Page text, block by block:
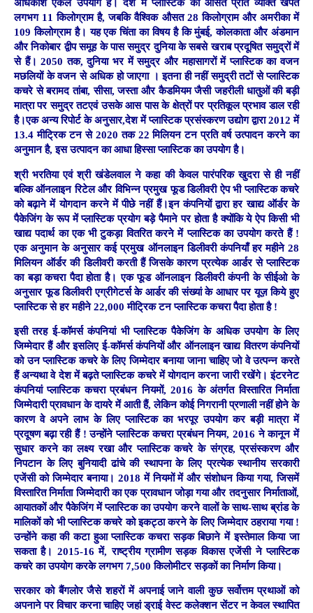
अधिकांश एकल उपयोग हैं। देश में प्लास्टिक की औसत प्रति व्यक्ति खपत
लगभग 11 किलोग्राम है, जबकि वैश्विक औसत 28 किलोग्राम और अमरीका में
109 किलोग्राम है। यह एक चिंता का विषय है कि मुंबई, कोलकाता और अंडमान
और निकोबार द्वीप समूह के पास समुद्र दुनिया के सबसे खराब प्रदूषित समुद्रों में
से हैं। 2050 तक, दुनिया भर में समुद्र और महासागरों में प्लास्टिक का वजन
मछलियों के वजन से अधिक हो जाएगा । इतना ही नहीं समुद्री तटों से प्लास्टिक
कचरे से बरामद तांबा, सीसा, जस्ता और कैडमियम जैसी जहरीली धातुओं की बड़ी
मात्रा पर समुद्र तटएवं उसके आस पास के क्षेत्रों पर प्रतिकूल प्रभाव डाल रही
है।एक अन्य रिपोर्ट के अनुसार,देश में प्लास्टिक प्रसंस्करण उद्योग द्वारा 2012 में
13.4 मीट्रिक टन से 2020 तक 22 मिलियन टन प्रति वर्ष उत्पादन करने का
अनुमान है, इस उत्पादन का आधा हिस्सा प्लास्टिक का उपयोग है।
श्री भरतिया एवं श्री खंडेलवाल ने कहा की केवल पारंपरिक खुदरा से ही नहीं
बल्कि ऑनलाइन रिटेल और विभिन्न प्रमुख फूड डिलीवरी ऐप भी प्लास्टिक कचरे
को बढ़ाने में योगदान करने में पीछे नहीं हैं।इन कंपनियों द्वारा हर खाद्य ऑर्डर के
पैकेजिंग के रूप में प्लास्टिक प्रयोग बड़े पैमाने पर होता है क्योंकि ये ऐप किसी भी
खाद्य पदार्थ का एक भी टुकड़ा वितरित करने में प्लास्टिक का उपयोग करते हैं !
एक अनुमान के अनुसार कई प्रमुख ऑनलाइन डिलीवरी कंपनियाँ हर महीने 28
मिलियन ऑर्डर की डिलीवरी करती हैं जिसके कारण प्रत्येक आर्डर से प्लास्टिक
का बड़ा कचरा पैदा होता है। एक फूड ऑनलाइन डिलीवरी कंपनी के सीईओ के
अनुसार फूड डिलीवरी एग्रीगेटर्स के आर्डर की संख्यां के आधार पर यूज़ किये हुए
प्लास्टिक से हर महीने 22,000 मीट्रिक टन प्लास्टिक कचरा पैदा होता है !
इसी तरह ई-कॉमर्स कंपनियां भी प्लास्टिक पैकेजिंग के अधिक उपयोग के लिए
जिम्मेदार हैं और इसलिए ई-कॉमर्स कंपनियों और ऑनलाइन खाद्य वितरण कंपनियों
को उन प्लास्टिक कचरे के लिए जिम्मेदार बनाया जाना चाहिए जो वे उत्पन्न करते
हैं अन्यथा वे देश में बढ़ते प्लास्टिक कचरे में योगदान करना जारी रखेंगे। इंटरनेट
कंपनियां प्लास्टिक कचरा प्रबंधन नियमों, 2016 के अंतर्गत विस्तारित निर्माता
जिम्मेदारी प्रावधान के दायरे में आती हैं, लेकिन कोई निगरानी प्रणाली नहीं होने के
कारण वे अपने लाभ के लिए प्लास्टिक का भरपूर उपयोग कर बड़ी मात्रा में
प्रदूषण बढ़ा रही हैं ! उन्होंने प्लास्टिक कचरा प्रबंधन नियम, 2016 ने कानून में
सुधार करने का लक्ष्य रखा और प्लास्टिक कचरे के संग्रह, प्रसंस्करण और
निपटान के लिए बुनियादी ढांचे की स्थापना के लिए प्रत्येक स्थानीय सरकारी
एजेंसी को जिम्मेदार बनाया। 2018 में नियमों में और संशोधन किया गया, जिसमें
विस्तारित निर्माता जिम्मेदारी का एक प्रावधान जोड़ा गया और तदनुसार निर्माताओं,
आयातकों और पैकेजिंग में प्लास्टिक का उपयोग करने वालों के साथ-साथ ब्रांड के
मालिकों को भी प्लास्टिक कचरे को इकट्ठा करने के लिए जिम्मेदार ठहराया गया !
उन्होंने कहा की कटा हुआ प्लास्टिक कचरा सड़क बिछाने में इस्तेमाल किया जा
सकता है। 2015-16 में, राष्ट्रीय ग्रामीण सड़क विकास एजेंसी ने प्लास्टिक
कचरे का उपयोग करके लगभग 7,500 किलोमीटर सड़कों का निर्माण किया।
सरकार को बैंगलोर जैसे शहरों में अपनाई जाने वाली कुछ सर्वोत्तम प्रथाओं को
अपनाने पर विचार करना चाहिए जहां ड्राई वेस्ट कलेक्शन सेंटर न केवल स्थापित